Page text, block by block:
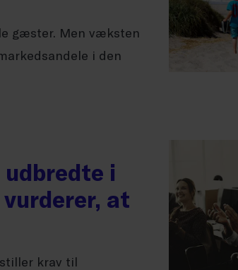
gæster. Men væksten
i den
i
at
krav til